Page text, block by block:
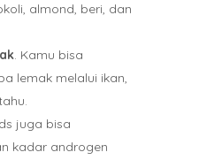
almond, beri, dan
. Kamu bisa
lemak melalui ikan,
juga bisa
kadar androgen